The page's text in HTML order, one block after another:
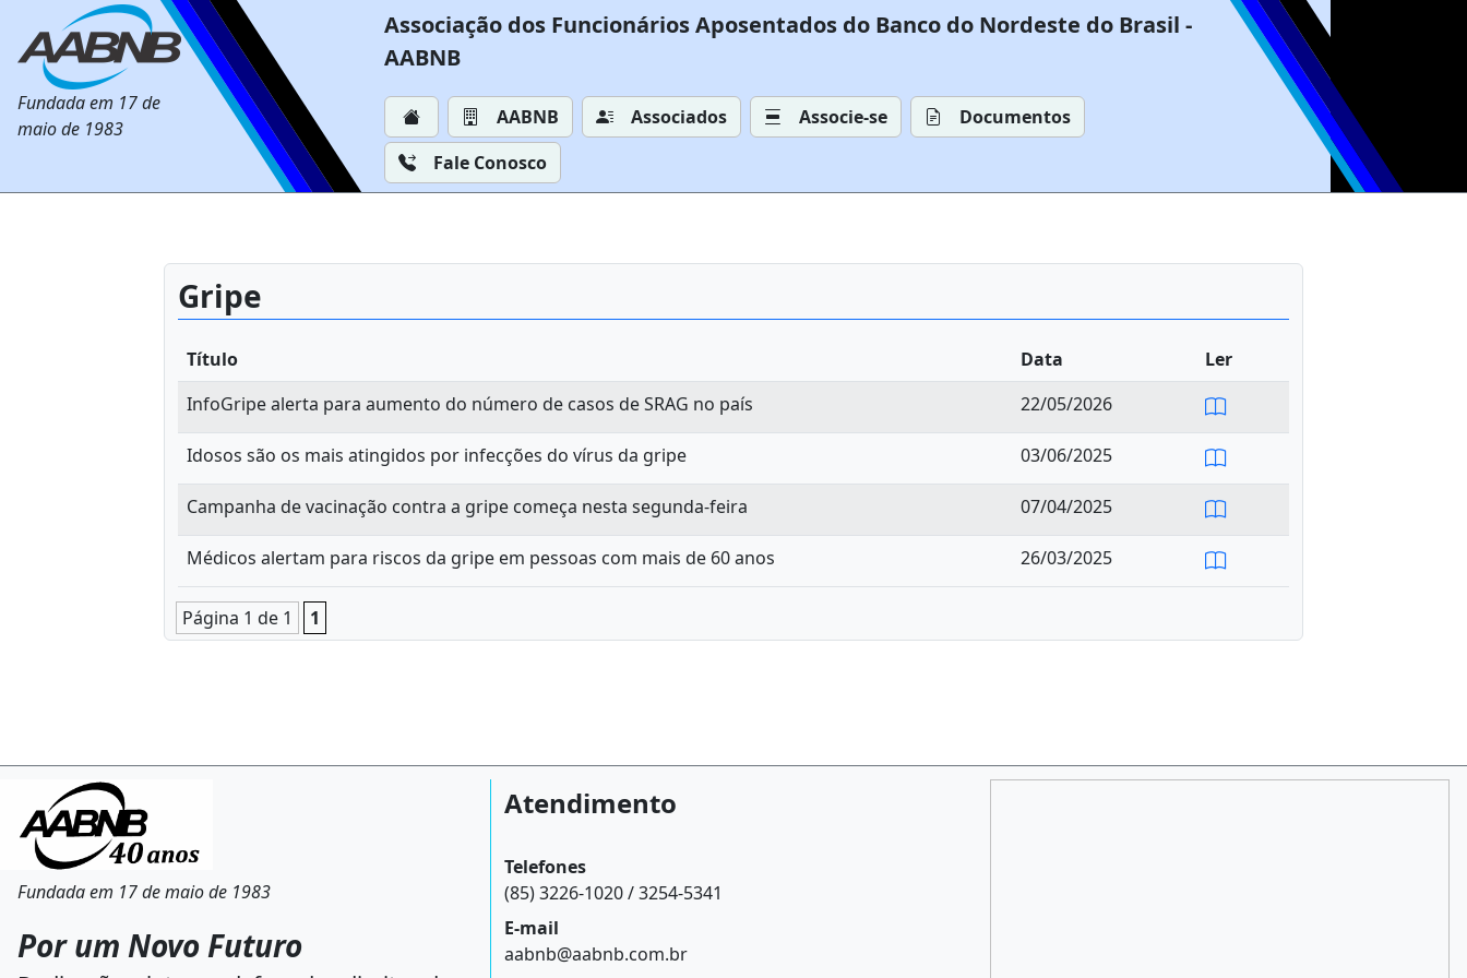
Fundada em 17 de
maio de 1983
Associação dos Funcionários Aposentados do Banco do Nordeste do Brasil -
AABNB
AABNB Associados Associe-se
Documentos
Fale Conosco
Gripe
Título Data
Ler
InfoGripe alerta para aumento do número de casos de SRAG no país
22/05/2026
Idosos são os mais atingidos por infecções do vírus da gripe 03/06/2025
Campanha de vacinação contra a gripe começa nesta segunda-feira 07/04/2025
Médicos alertam para riscos da gripe em pessoas com mais de 60 anos 26/03/2025
Página 1 de 1 1
Fundada em 17 de maio de 1983
Por um Novo Futuro
Atendimento
Telefones
(85) 3226-1020 / 3254-5341
E-mail
aabnb@aabnb.com.br